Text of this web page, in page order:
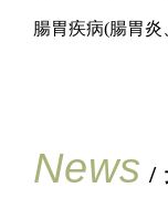
腸胃疾病(腸胃
News /